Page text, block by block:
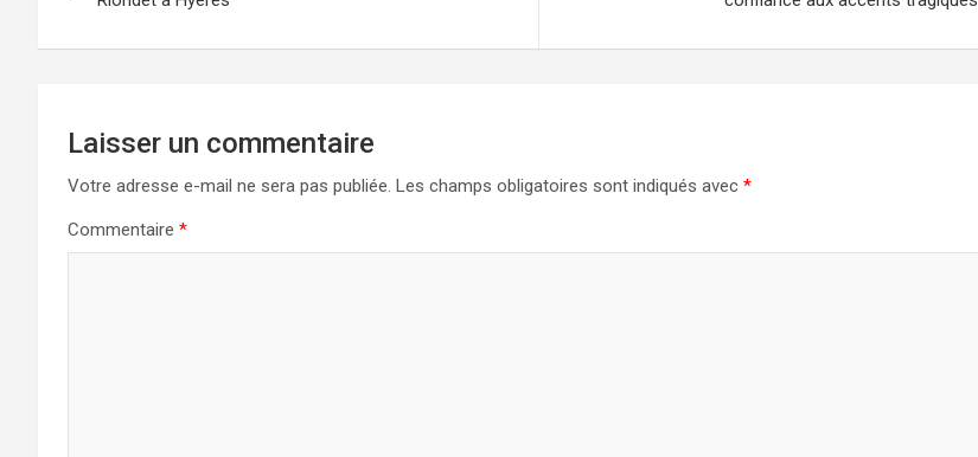
l’article
Laisser un commentaire
Votre adresse e-mail ne sera pas publiée. Les champs obligatoires sont indiqués avec *
Commentaire *